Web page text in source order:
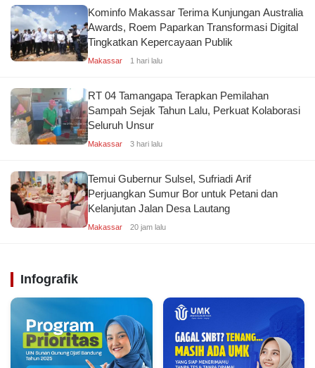
Kominfo Makassar Terima Kunjungan Australia
Awards, Roem Paparkan Transformasi Digital
Tingkatkan Kepercayaan Publik
Makassar 1 hari lalu
RT 04 Tamangapa Terapkan Pemilahan
Sampah Sejak Tahun Lalu, Perkuat Kolaborasi
Seluruh Unsur
Makassar 3 hari lalu
Temui Gubernur Sulsel, Sufriadi Arif
Perjuangkan Sumur Bor untuk Petani dan
Kelanjutan Jalan Desa Lautang
Makassar 20 jam lalu
Infografik